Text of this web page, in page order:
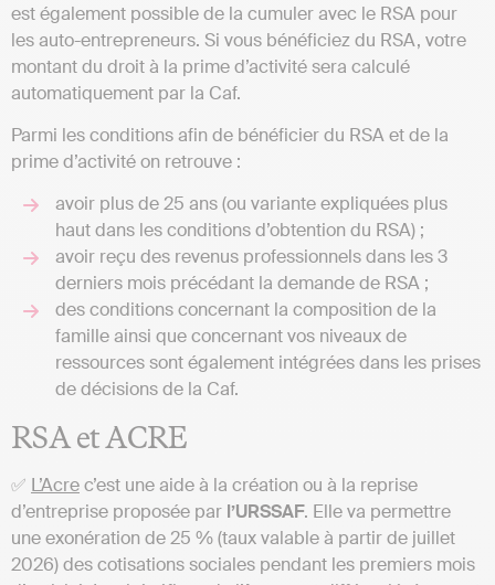
est également possible de la cumuler avec le RSA pour
les auto-entrepreneurs. Si vous bénéficiez du RSA, votre
montant du droit à la prime d’activité sera calculé
automatiquement par la Caf.
Parmi les conditions afin de bénéficier du RSA et de la
prime d’activité on retrouve :
avoir plus de 25 ans (ou variante expliquées plus
haut dans les conditions d’obtention du RSA) ;
avoir reçu des revenus professionnels dans les 3
derniers mois précédant la demande de RSA ;
des conditions concernant la composition de la
famille ainsi que concernant vos niveaux de
ressources sont également intégrées dans les prises
de décisions de la Caf.
RSA et ACRE
✅ L’Acrec’est une aide à la création ou à la reprise
d’entreprise proposée par l’URSSAF. Elle va permettre
une exonération de 25 % (taux valable à partir de juillet
2026) des cotisations sociales pendant les premiers mois